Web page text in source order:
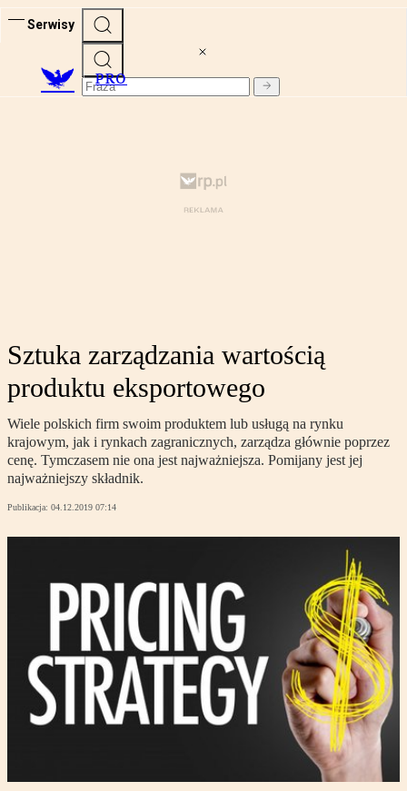
Serwisy
PRO
Sztuka zarządzania wartością
produktu eksportowego
Wiele polskich firm swoim produktem lub usługą na rynku
krajowym, jak i rynkach zagranicznych, zarządza głównie poprzez
cenę. Tymczasem nie ona jest najważniejsza. Pomijany jest jej
najważniejszy składnik.
Publikacja: 04.12.2019 07:14